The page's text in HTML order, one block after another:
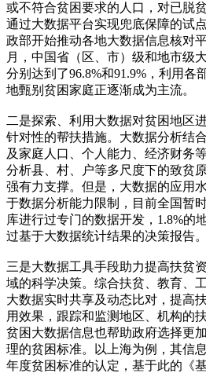
或不符合贫困要求的人口，对已脱
通过大数据平台实现兜底保障的试
政部开始推动各地大数据信息核对
月，中国省（区、市）级和地市级
分别达到了96.8%和91.9%，利用各
地甄别贫困家庭正逐渐成为主流。
二是探索、利用大数据对贫困地区
针对性的帮扶措施。大数据分析结
及家庭人口、个人能力、经济财务
分析县、村、户等多尺度下的致贫
强有力支撑。但是，大数据的应用
于数据分析能力限制，目前全国暂
库进行过专门的数据开发，1.8%的
过基于大数据统计结果的决策报告。
三是大数据工具手段助力提高扶贫
域的科学决策。综合扶贫、教育、
大数据实时共享及动态比对，提高
用效果，跟踪和监测地区、机构的
贫困大数据信息也帮助政府选择更
理的贫困标准。以上海为例，其信
年度贫困标准的认定，基于此的《